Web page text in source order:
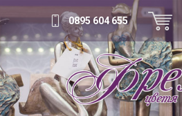
0895 604 655